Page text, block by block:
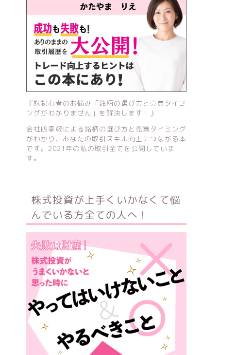
『株初心者のお悩み「銘柄の選び方と売買タイミ
ングがわかりません」を解決します！』
会社四季報による銘柄の選び方と売買タイミング
がわかり、あなたの取引スキル向上につながる本
です。2021年の私の取引全てを公開していま
す。
株式投資が上手くいかなくて悩
んでいる方全ての人へ！